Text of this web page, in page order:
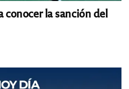
la sanción del